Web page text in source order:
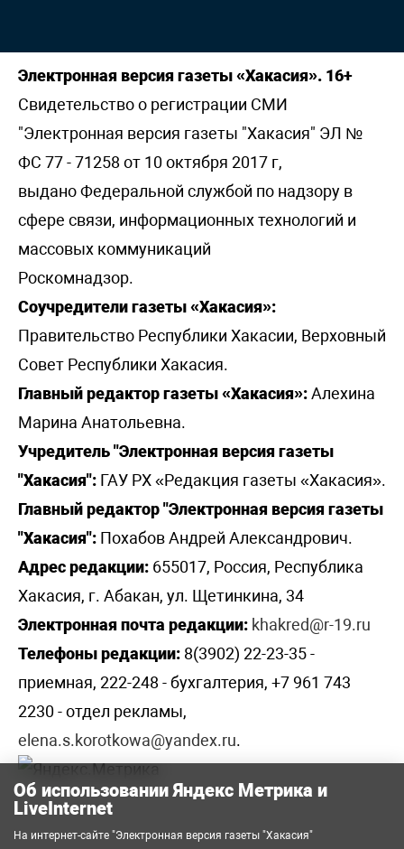
Электронная версия газеты «Хакасия». 16+
Свидетельство о регистрации СМИ
"Электронная версия газеты "Хакасия" ЭЛ №
ФС 77 - 71258 от 10 октября 2017 г,
выдано Федеральной службой по надзору в
сфере связи, информационных технологий и
массовых коммуникаций
Роскомнадзор.
Соучредители газеты «Хакасия»:
Правительство Республики Хакасии, Верховный
Совет Республики Хакасия.
Главный редактор газеты «Хакасия»:Алехина
Марина Анатольевна.
Учредитель "Электронная версия газеты
"Хакасия": ГАУ РХ «Редакция газеты «Хакасия».
Главный редактор "Электронная версия газеты
"Хакасия": Похабов Андрей Александрович.
Адрес редакции: 655017, Россия, Республика
Хакасия, г. Абакан, ул. Щетинкина, 34
Электронная почта редакции: khakred@r-19.ru
Телефоны редакции: 8(3902) 22-23-35 -
приемная, 222-248 - бухгалтерия, +7 961 743
2230 - отдел рекламы,
elena.s.korotkowa@yandex.ru.
Об использовании Яндекс Метрика и
LiveInternet
На интернет-сайте "Электронная версия газеты "Хакасия"